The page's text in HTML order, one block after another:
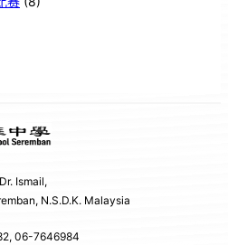
Ismail,
N.S.D.K. Malaysia
06-7646984